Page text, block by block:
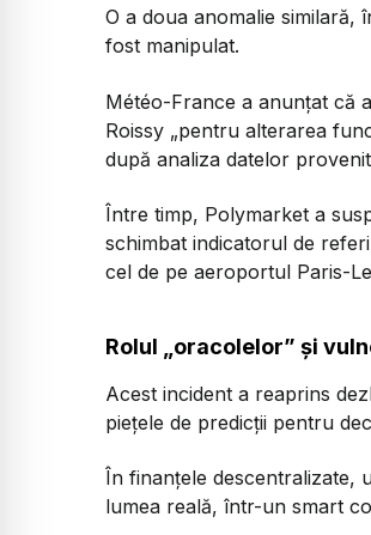
O a doua anomalie similară,
fost manipulat.
Météo-France a anunțat că
Roissy „pentru alterarea
după analiza datelor
Între timp, Polymarket a
schimbat indicatorul de
cel de pe aeroportul Paris-
Rolul „oracolelor” și
Acest incident a reaprins
piețele de predicții pentru
În finanțele descentralizate,
lumea reală, într-un smart